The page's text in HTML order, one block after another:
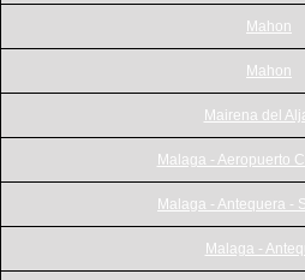
Mahon
Mahon
Mairena del
Malaga - Aeropuerto
Malaga - Antequera -
Malaga -